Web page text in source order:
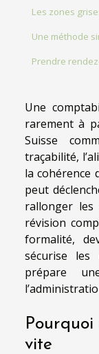
Les zones
Une méthode
Prendre
Une
rarement à
Suisse
traçabilité,
la cohérence
peut
rallonger les
révision
formalité,
sécurise les
prépare
Pourquoi
vite